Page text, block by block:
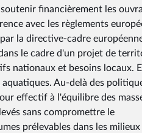
financièrement les
avec les règlements
la directive-cadre
le cadre d'un projet de
nationaux et besoins locaux.
Au-delà des
effectif à l'équilibre des
sans compromettre le
prélevables dans les milieux